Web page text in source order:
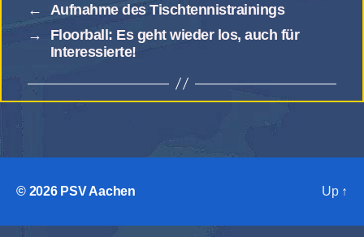
←
Aufnahme des Tischtennistrainings
→
Floorball: Es geht wieder los, auch für
Interessierte!
© 2026 PSV Aachen Up ↑